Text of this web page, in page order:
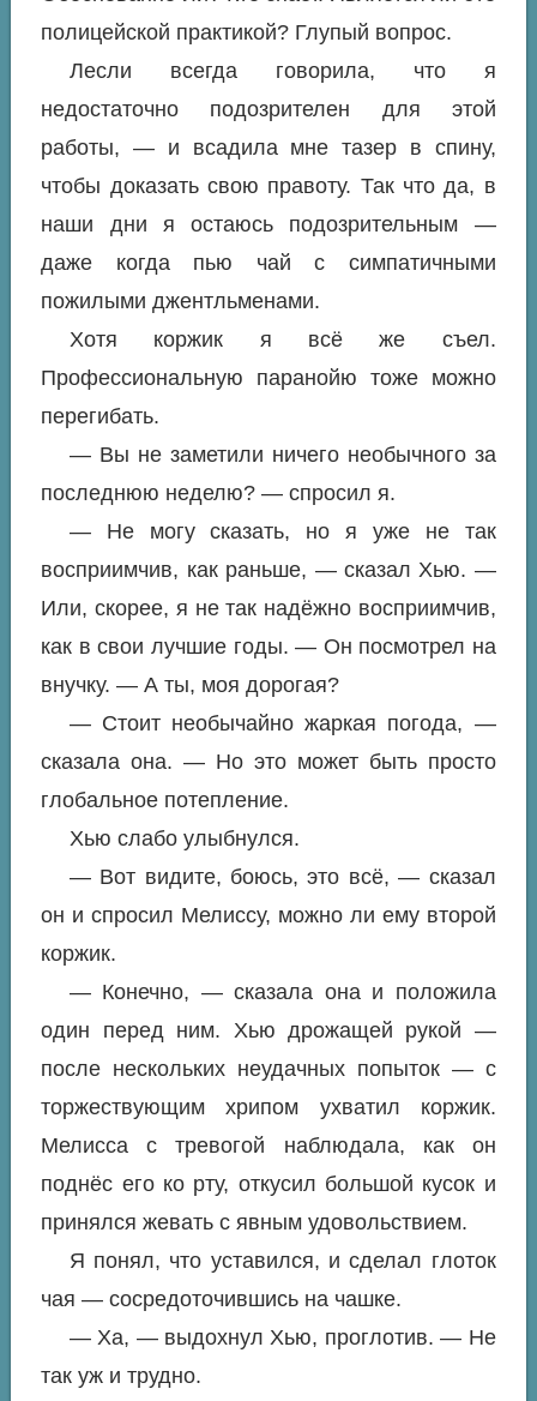
полицейской практикой? Глупый вопрос.
Лесли всегда говорила, что я
недостаточно подозрителен для этой
работы, — и всадила мне тазер в спину,
чтобы доказать свою правоту. Так что да, в
наши дни я остаюсь подозрительным —
даже когда пью чай с симпатичными
пожилыми джентльменами.
Хотя коржик я всё же съел.
Профессиональную паранойю тоже можно
перегибать.
— Вы не заметили ничего необычного за
последнюю неделю? — спросил я.
— Не могу сказать, но я уже не так
восприимчив, как раньше, — сказал Хью. —
Или, скорее, я не так надёжно восприимчив,
как в свои лучшие годы. — Он посмотрел на
внучку. — А ты, моя дорогая?
— Стоит необычайно жаркая погода, —
сказала она. — Но это может быть просто
глобальное потепление.
Хью слабо улыбнулся.
— Вот видите, боюсь, это всё, — сказал
он и спросил Мелиссу, можно ли ему второй
коржик.
— Конечно, — сказала она и положила
один перед ним. Хью дрожащей рукой —
после нескольких неудачных попыток — с
торжествующим хрипом ухватил коржик.
Мелисса с тревогой наблюдала, как он
поднёс его ко рту, откусил большой кусок и
принялся жевать с явным удовольствием.
Я понял, что уставился, и сделал глоток
чая — сосредоточившись на чашке.
— Ха, — выдохнул Хью, проглотив. — Не
так уж и трудно.